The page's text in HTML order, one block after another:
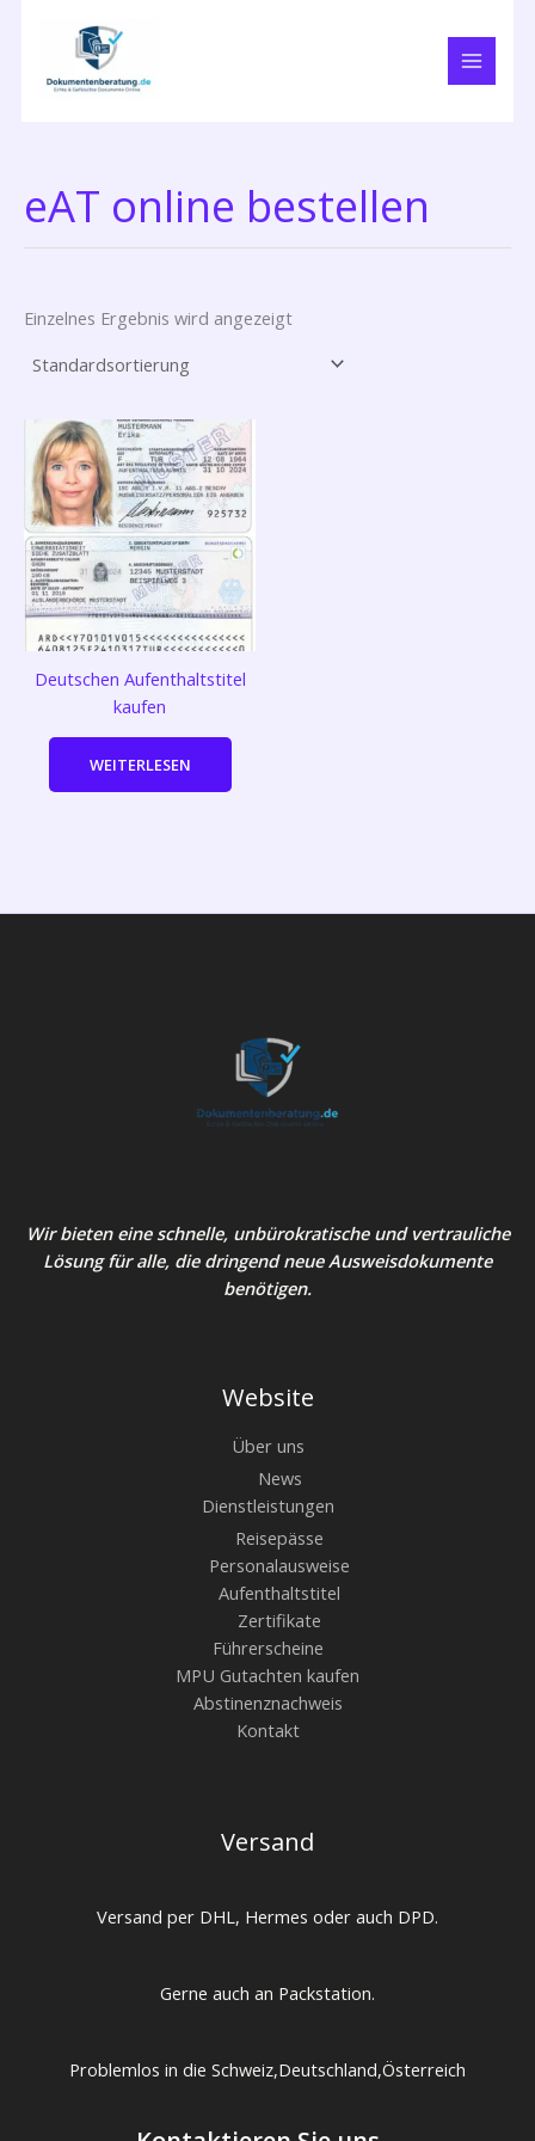
eAT online bestellen
Einzelnes Ergebnis wird angezeigt
Deutschen Aufenthaltstitel
kaufen
WEITERLESEN
Wir bieten eine schnelle, unbürokratische und vertrauliche
Lösung für alle, die dringend neue Ausweisdokumente
benötigen.
Website
Über uns
News
Dienstleistungen
Reisepässe
Personalausweise
Aufenthaltstitel
Zertifikate
Führerscheine
MPU Gutachten kaufen
Abstinenznachweis
Kontakt
Versand
Versand per DHL, Hermes oder auch DPD.
Gerne auch an Packstation.
Problemlos in die Schweiz,Deutschland,Österreich